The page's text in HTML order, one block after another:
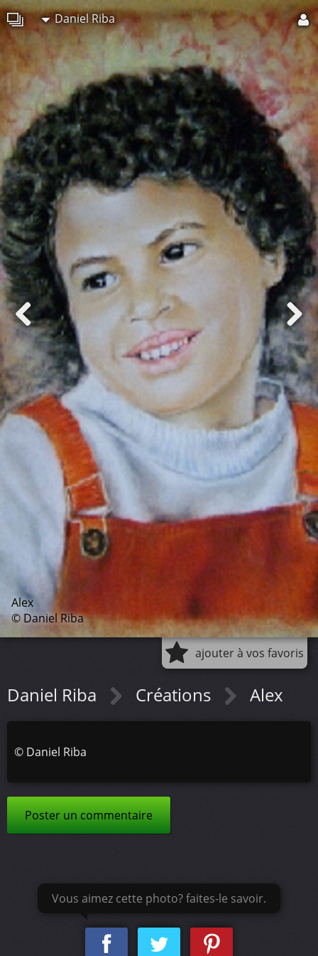
Daniel Riba
Alex
© Daniel Riba
ajouter à vos favoris
Daniel Riba Créations Alex
© Daniel Riba
Poster un commentaire
Vous aimez cette photo? faites-le savoir.